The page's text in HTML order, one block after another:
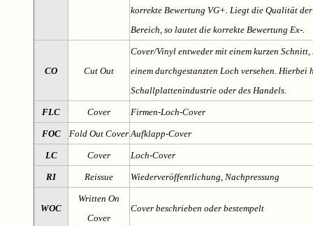
korrekte Bewertung VG+. Liegt die Qualität
Bereich, so lautet die korrekte Bewertung Ex-.
CO Cut Out
Cover/Vinyl entweder mit einem kurzen
einem durchgestanzten Loch versehen. Hierbei
Schallplattenindustrie oder des Handels.
FLC Cover Firmen-Loch-Cover
FOC Fold Out Cover Aufklapp-Cover
LC Cover Loch-Cover
RI Reissue Wiederveröffentlichung, Nachpressung
WOC
Written On
Cover
Cover beschrieben oder bestempelt